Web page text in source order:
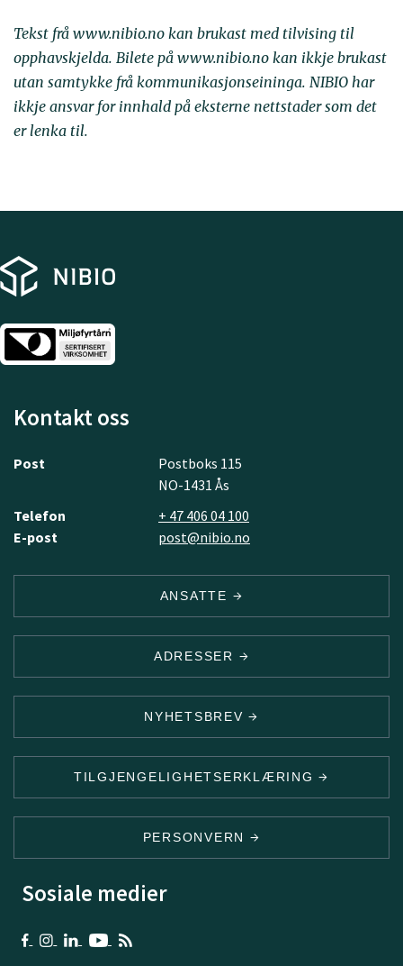
Tekst frå www.nibio.no kan brukast med tilvising til
opphavskjelda. Bilete på www.nibio.no kan ikkje brukast
utan samtykke frå kommunikasjonseininga. NIBIO har
ikkje ansvar for innhald på eksterne nettstader som det
er lenka til.
Kontakt oss
Post
Postboks 115
NO-1431 Ås
Telefon
+ 47 406 04 100
E-post
post@nibio.no
ANSATTE
ADRESSER
NYHETSBREV
TILGJENGELIGHETSERKLÆRING
PERSONVERN
Sosiale medier